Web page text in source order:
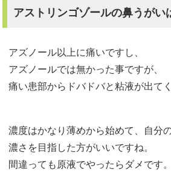
アストリンゴゾールの鼻うがい
アズノール以上に痛いですし、
アズノールでは無かった事ですが、
痛い患部からドバドバと粘液が出て
濃度はかなり薄めから始めて、自分
濃さを目指した方がいいですね。
間違っても原液でやったらダメです。